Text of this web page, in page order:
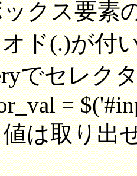
クス要素
ド(.)が付
でセレク
=
は取り出